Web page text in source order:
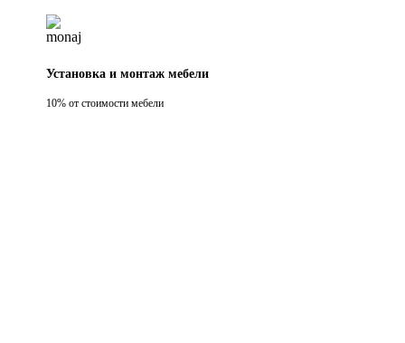
Установка и монтаж мебели
10% от стоимости мебели